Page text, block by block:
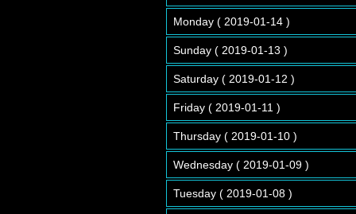
Monday ( 2019-01-14 )
Sunday ( 2019-01-13 )
Saturday ( 2019-01-12 )
Friday ( 2019-01-11 )
Thursday ( 2019-01-10 )
Wednesday ( 2019-01-09 )
Tuesday ( 2019-01-08 )